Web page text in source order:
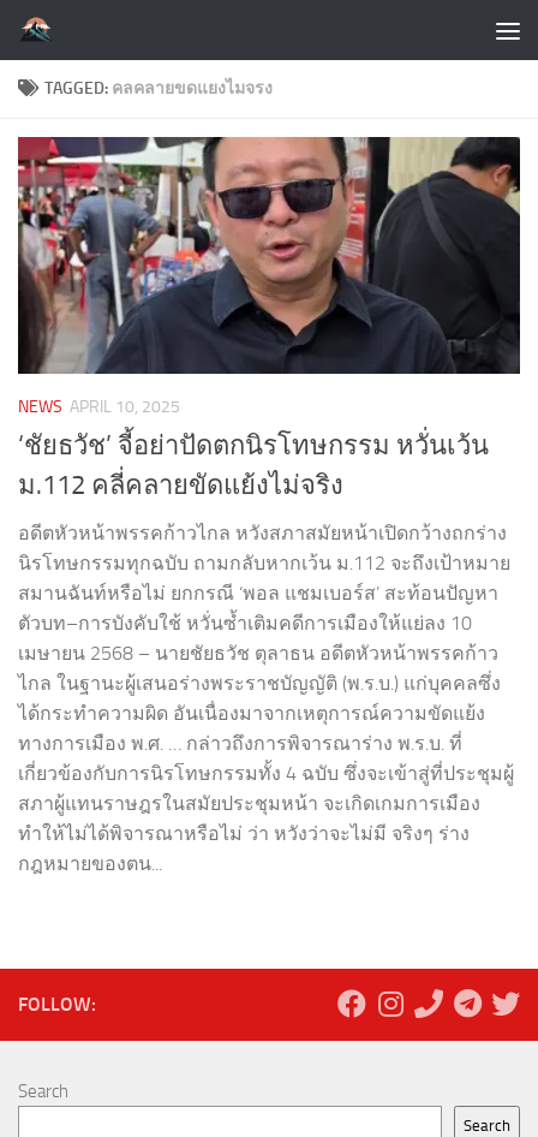
Skip to content
TAGGED: คลคลายขดแยงไมจรง
NEWS APRIL 10, 2025
‘ชัยธวัช’ จี้อย่าปัดตกนิรโทษกรรม หวั่นเว้น
ม.112 คลี่คลายขัดแย้งไม่จริง
อดีตหัวหน้าพรรคก้าวไกล หวังสภาสมัยหน้าเปิดกว้างถกร่าง
นิรโทษกรรมทุกฉบับ ถามกลับหากเว้น ม.112 จะถึงเป้าหมาย
สมานฉันท์หรือไม่ ยกกรณี ‘พอล แชมเบอร์ส’ สะท้อนปัญหา
ตัวบท–การบังคับใช้ หวั่นซ้ำเติมคดีการเมืองให้แย่ลง 10
เมษายน 2568 – นายชัยธวัช ตุลาธน อดีตหัวหน้าพรรคก้าว
ไกล ในฐานะผู้เสนอร่างพระราชบัญญัติ (พ.ร.บ.) แก่บุคคลซึ่ง
ได้กระทำความผิด อันเนื่องมาจากเหตุการณ์ความขัดแย้ง
ทางการเมือง พ.ศ. … กล่าวถึงการพิจารณาร่าง พ.ร.บ. ที่
เกี่ยวข้องกับการนิรโทษกรรมทั้ง 4 ฉบับ ซึ่งจะเข้าสู่ที่ประชุมผู้
สภาผู้แทนราษฎรในสมัยประชุมหน้า จะเกิดเกมการเมือง
ทำให้ไม่ได้พิจารณาหรือไม่ ว่า หวังว่าจะไม่มี จริงๆ ร่าง
กฎหมายของตน...
FOLLOW:
Search
Search